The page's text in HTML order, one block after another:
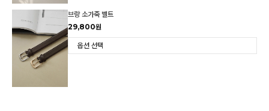
브랑 소가죽 벨트
29,800원